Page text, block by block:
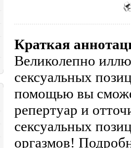
Краткая
Великолепно
сексуальных
помощью вы
репертуар и
сексуальных
оргазмов!